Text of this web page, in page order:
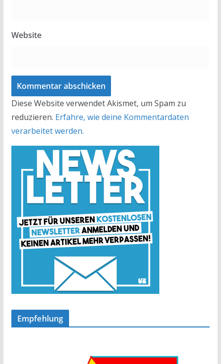
Website
Diese Website verwendet Akismet, um Spam zu
reduzieren. Erfahre, wie deine Kommentardaten
verarbeitet werden.
Empfehlung